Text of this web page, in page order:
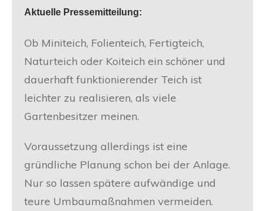
Aktuelle Pressemitteilung:
Ob Miniteich, Folienteich, Fertigteich,
Naturteich oder Koiteich ein schöner und
dauerhaft funktionierender Teich ist
leichter zu realisieren, als viele
Gartenbesitzer meinen.
Voraussetzung allerdings ist eine
gründliche Planung schon bei der Anlage.
Nur so lassen spätere aufwändige und
teure Umbaumaßnahmen vermeiden.